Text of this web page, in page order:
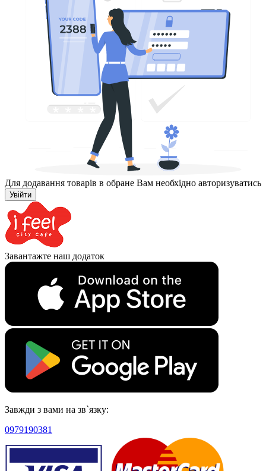
Для додавання товарів в обране Вам необхідно авторизуватись
Увійти
Завантажте наш додаток
Завжди з вами на зв`язку:
0979190381